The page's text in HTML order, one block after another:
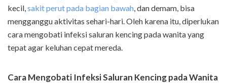
kecil, sakit perut pada bagian bawah , dan demam, bisa
mengganggu aktivitas sehari-hari. Oleh karena itu, diperlukan
cara mengobati infeksi saluran kencing pada wanita yang
tepat agar keluhan cepat mereda.
Cara Mengobati Infeksi Saluran Kencing pada Wanita